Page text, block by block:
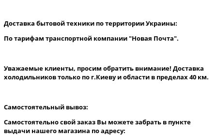
Доставка бытовой техники по территории Украины:
По тарифам транспортной компании "Новая Почта".
Уважаемые клиенты, просим обратить внимание! Доставка
холодильников только по г.Киеву и области в пределах 40 км.
Самостоятельный вывоз:
Самостоятельно свой заказ Вы можете забрать в пункте
выдачи нашего магазина по адресу: